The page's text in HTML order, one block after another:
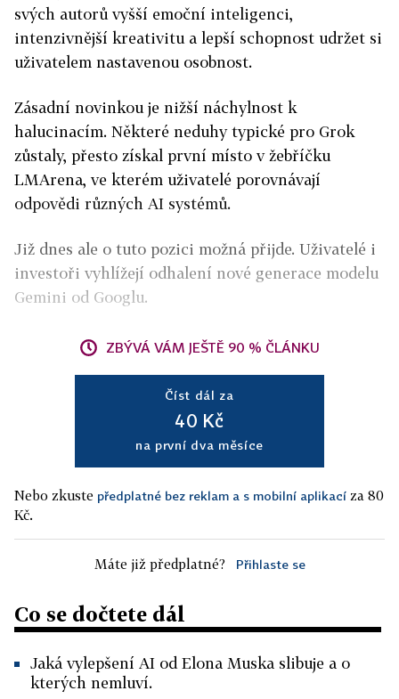
svých autorů vyšší emoční inteligenci,
intenzivnější kreativitu a lepší schopnost udržet si
uživatelem nastavenou osobnost.
Zásadní novinkou je nižší náchylnost k
halucinacím. Některé neduhy typické pro Grok
zůstaly, přesto získal první místo v žebříčku
LMArena, ve kterém uživatelé porovnávají
odpovědi různých AI systémů.
Již dnes ale o tuto pozici možná přijde. Uživatelé i
investoři vyhlížejí odhalení nové generace modelu
Gemini od Googlu.
ZBÝVÁ VÁM JEŠTĚ 90 % ČLÁNKU
Číst dál za
40 Kč
na první dva měsíce
Nebo zkuste předplatné bez reklam a s mobilní aplikací za 80
Kč.
Máte již předplatné? Přihlaste se
Co se dočtete dál
Jaká vylepšení AI od Elona Muska slibuje a o
kterých nemluví.